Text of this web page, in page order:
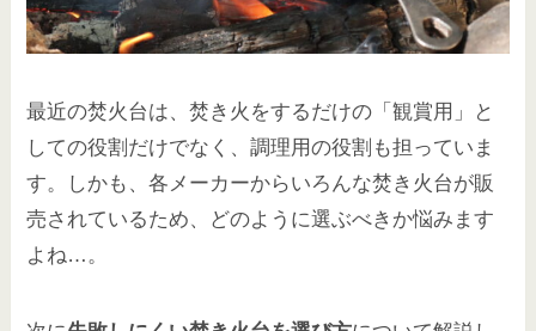
最近の焚火台は、焚き火をするだけの「観賞用」と
しての役割だけでなく、調理用の役割も担っていま
す。しかも、各メーカーからいろんな焚き火台が販
売されているため、どのように選ぶべきか悩みます
よね…。